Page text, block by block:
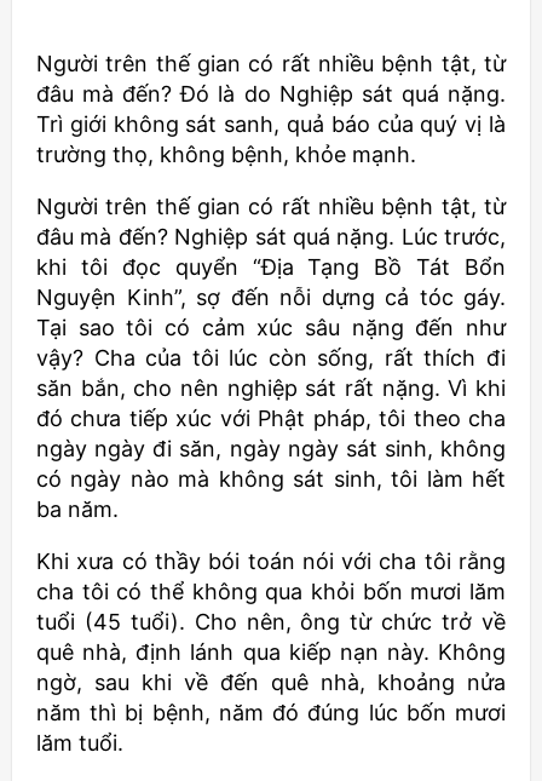
Người trên thế gian có rất nhiều bệnh tật, từ
đâu mà đến? Đó là do Nghiệp sát quá nặng.
Trì giới không sát sanh, quả báo của quý vị là
trường thọ, không bệnh, khỏe mạnh.
Người trên thế gian có rất nhiều bệnh tật, từ
đâu mà đến? Nghiệp sát quá nặng. Lúc trước,
khi tôi đọc quyển “Địa Tạng Bồ Tát Bổn
Nguyện Kinh”, sợ đến nỗi dựng cả tóc gáy.
Tại sao tôi có cảm xúc sâu nặng đến như
vậy? Cha của tôi lúc còn sống, rất thích đi
săn bắn, cho nên nghiệp sát rất nặng. Vì khi
đó chưa tiếp xúc với Phật pháp, tôi theo cha
ngày ngày đi săn, ngày ngày sát sinh, không
có ngày nào mà không sát sinh, tôi làm hết
ba năm.
Khi xưa có thầy bói toán nói với cha tôi rằng
cha tôi có thể không qua khỏi bốn mươi lăm
tuổi (45 tuổi). Cho nên, ông từ chức trở về
quê nhà, định lánh qua kiếp nạn này. Không
ngờ, sau khi về đến quê nhà, khoảng nửa
năm thì bị bệnh, năm đó đúng lúc bốn mươi
lăm tuổi.